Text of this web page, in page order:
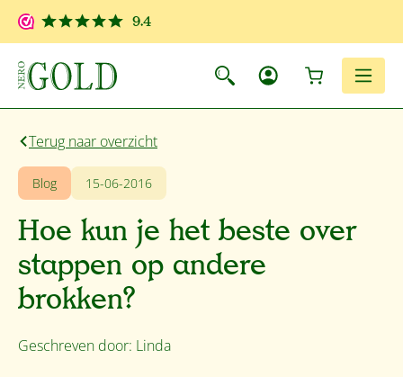
Ga naar de hoofdinhoud
9.4
Terug naar overzicht
Blog 15-06-2016
Hoe kun je het beste over
stappen op andere
brokken?
Geschreven door: Linda